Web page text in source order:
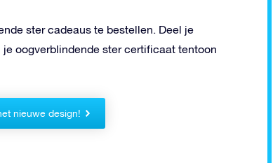
ster cadeaus te bestellen. Deel je
oogverblindende ster certificaat tentoon
nieuwe design!